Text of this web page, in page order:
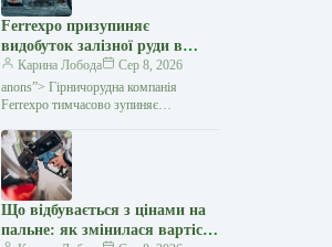
Ferrexpo призупиняє
видобуток залізної руди в
Україні через проблеми з
експортом — Мінфін
Карина Лобода
Сер 8, 2026
anons”> Гірничорудна компанія
Ferrexpo тимчасово зупиняє
продукції на своїх українських
підприємствах. Причиною стали
проблеми
Що відбувається з цінами на
пальне: як змінилася вартість